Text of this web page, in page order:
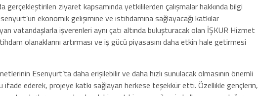
gerçekleştirilen ziyaret kapsamında yetkililerden çalışmalar hakkında bilgi
ekonomik gelişimine ve istihdamına sağlayacağı katkılar
vatandaşlarla işverenleri aynı çatı altında buluşturacak olan İŞKUR Hizmet
olanaklarını artırması ve iş gücü piyasasını daha etkin hale getirmesi
Esenyurt’ta daha erişilebilir ve daha hızlı sunulacak olmasının önemli
ifade ederek, projeye katkı sağlayan herkese teşekkür etti. Özellikle gençlerin,